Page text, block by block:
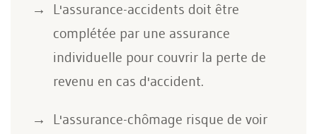
L'assurance-accidents doit être
complétée par une assurance
individuelle pour couvrir la perte de
revenu en cas d'accident.
L'assurance-chômage risque de voir